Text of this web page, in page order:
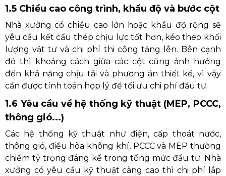
1.5 Chiều cao công trình, khẩu độ và bước cột
Nhà xưởng có chiều cao lớn hoặc khẩu độ rộng sẽ
yêu cầu kết cấu thép chịu lực tốt hơn, kéo theo khối
lượng vật tư và chi phí thi công tăng lên. Bên cạnh
đó thì khoảng cách giữa các cột cũng ảnh hưởng
đến khả năng chịu tải và phương án thiết kế, vì vậy
cần được tính toán hợp lý để tối ưu chi phí đầu tư.
1.6 Yêu cầu về hệ thống kỹ thuật (MEP, PCCC,
thông gió...)
Các hệ thống kỹ thuật như điện, cấp thoát nước,
thông gió, điều hòa không khí, PCCC và MEP thường
chiếm tỷ trọng đáng kể trong tổng mức đầu tư. Nhà
xưởng có yêu cầu kỹ thuật càng cao thì chi phí lắp